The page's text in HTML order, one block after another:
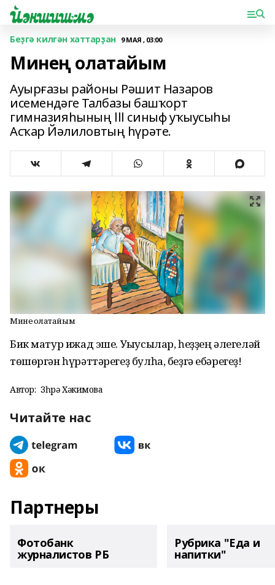
Беҙгә килгән хаттарҙан 9 МАЯ , 03:00
Минең олатайым
Ауырғазы районы Рәшит Назаров
исемендәге Талбазы башҡорт
гимназияһының lll синыф уҡыусыһы
Асҡар Йәлиловтың һүрәте.
Минең олатайым
Бик матур ижад эше. Уҡыусылар, һеҙҙең әлегеләй
төшөргән һүрәттәрегеҙ булһа, беҙгә ебәрегеҙ!
Автор: Зөһрә Хәкимова
Читайте нас
Партнеры
Фотобанк
журналистов РБ
Рубрика "Еда и
напитки"